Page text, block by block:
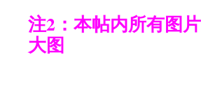
注2：本帖内所有图
大图